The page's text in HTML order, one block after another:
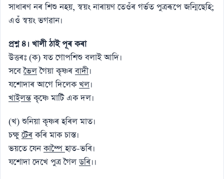
সাধাৰণ নৰ শিশু নহয়, স্বয়ং নাৰায়ণ তেওঁৰ গৰ্ভত পুত্ৰৰূপে জন্মিছেহি;
এওঁ স্বয়ং ভগৱান।
প্রশ্ন ৪। খালী ঠাই পূৰ কৰা
উত্তৰঃ (ক) যত গােপশিশু বলাই আদি।
সবেভৈলগৈয়া কৃষ্ণৰবাদী।
যশােদাৰ আগে দিলেকখল।
খাইলন্তকৃষ্ণে মাটি এক দল।
(খ) শুনিয়া কৃষ্ণৰ হৰিল মাত।
চক্ষুটেৰকৰি মাক চাস্ত।
ভয়তে যেনকাম্পৈহাত-ভৰি।
যশােদা দেখে পুত্র গৈলডৰি।।